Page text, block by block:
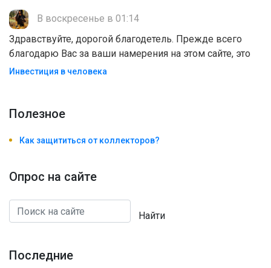
В воскресенье в 01:14
Здравствуйте, дорогой благодетель. Прежде всего
благодарю Вас за ваши намерения на этом сайте, это
Инвестиция в человека
Полезноe
Как защититься от коллекторов?
Опрос на сайте
Найти
Последние